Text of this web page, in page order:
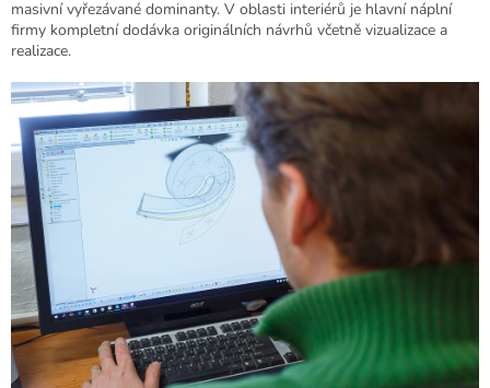
masivní vyřezávané dominanty. V oblasti interiérů je hlavní náplní
firmy kompletní dodávka originálních návrhů včetně vizualizace a
realizace.